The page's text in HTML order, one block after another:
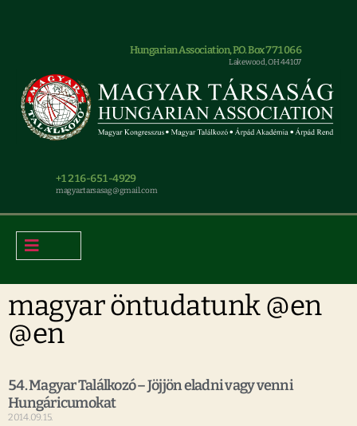
Hungarian Association, P.O. Box 771066
Lakewood, OH 44107
+1 216-651-4929
magyar.tarsasag@gmail.com
magyar öntudatunk @en
@en
54. Magyar Találkozó – Jöjjön eladni vagy venni
Hungáricumokat
2014.09.15.